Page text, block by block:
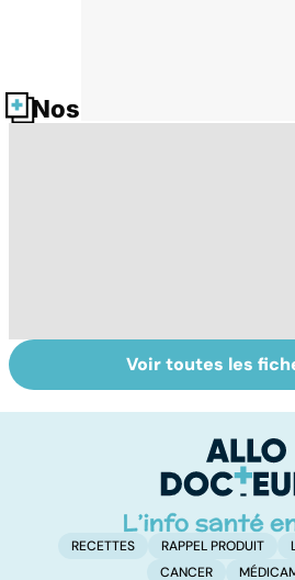
Nos fiches santé
Tout savoir sur le
cerveau
Voir toutes les
RECETTES RAPPEL PRODUIT
CANCER